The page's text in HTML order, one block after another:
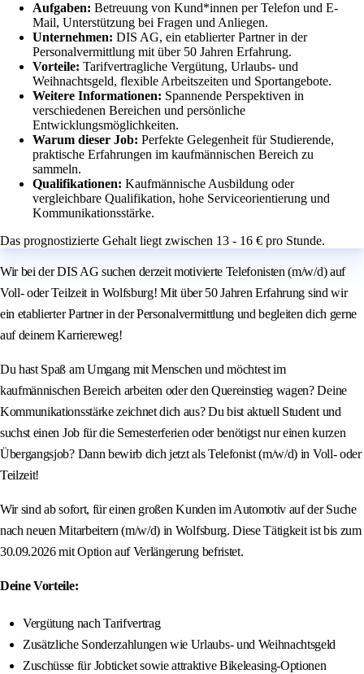
Aufgaben: Betreuung von Kund*innen per Telefon und E-
Mail, Unterstützung bei Fragen und Anliegen.
Unternehmen: DIS AG, ein etablierter Partner in der
Personalvermittlung mit über 50 Jahren Erfahrung.
Vorteile: Tarifvertragliche Vergütung, Urlaubs- und
Weihnachtsgeld, flexible Arbeitszeiten und Sportangebote.
Weitere Informationen: Spannende Perspektiven in
verschiedenen Bereichen und persönliche
Entwicklungsmöglichkeiten.
Warum dieser Job: Perfekte Gelegenheit für Studierende,
praktische Erfahrungen im kaufmännischen Bereich zu
sammeln.
Qualifikationen: Kaufmännische Ausbildung oder
vergleichbare Qualifikation, hohe Serviceorientierung und
Kommunikationsstärke.
Das prognostizierte Gehalt liegt zwischen 13 - 16 € pro Stunde.
Wir bei der DIS AG suchen derzeit motivierte Telefonisten (m/w/d) auf
Voll- oder Teilzeit in Wolfsburg! Mit über 50 Jahren Erfahrung sind wir
ein etablierter Partner in der Personalvermittlung und begleiten dich gerne
auf deinem Karriereweg!
Du hast Spaß am Umgang mit Menschen und möchtest im
kaufmännischen Bereich arbeiten oder den Quereinstieg wagen? Deine
Kommunikationsstärke zeichnet dich aus? Du bist aktuell Student und
suchst einen Job für die Semesterferien oder benötigst nur einen kurzen
Übergangsjob? Dann bewirb dich jetzt als Telefonist (m/w/d) in Voll- oder
Teilzeit!
Wir sind ab sofort, für einen großen Kunden im Automotiv auf der Suche
nach neuen Mitarbeitern (m/w/d) in Wolfsburg. Diese Tätigkeit ist bis zum
30.09.2026 mit Option auf Verlängerung befristet.
Deine Vorteile:
Vergütung nach Tarifvertrag
Zusätzliche Sonderzahlungen wie Urlaubs- und Weihnachtsgeld
Zuschüsse für Jobticket sowie attraktive Bikeleasing-Optionen